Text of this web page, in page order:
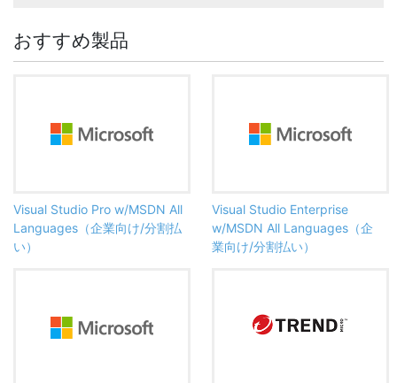
おすすめ製品
Visual Studio Pro w/MSDN All
Languages（企業向け/分割払
い）
Visual Studio Enterprise
w/MSDN All Languages（企
業向け/分割払い）